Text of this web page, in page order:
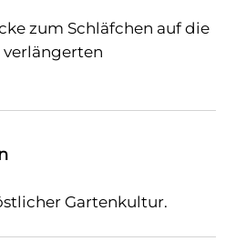
zum Schläfchen auf die
Gartenkultur.